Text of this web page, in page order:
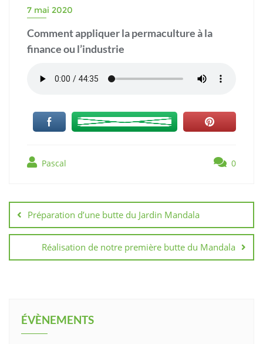
7 mai 2020
Comment appliquer la permaculture à la
finance ou l’industrie
Pascal 0
de
l’article
Préparation d’une butte du Jardin Mandala
Réalisation de notre première butte du Mandala
ÉVÈNEMENTS